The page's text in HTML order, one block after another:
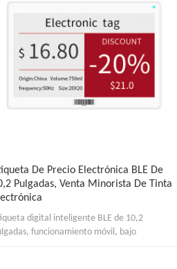
De Precio Electrónica BLE De
Pulgadas, Venta Minorista De Tinta
digital inteligente BLE de 10,2
funcionamiento móvil, bajo